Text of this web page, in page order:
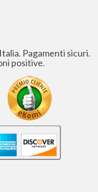
Pagamenti sicuri.
positive.